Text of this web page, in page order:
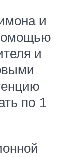
и
и
по 1